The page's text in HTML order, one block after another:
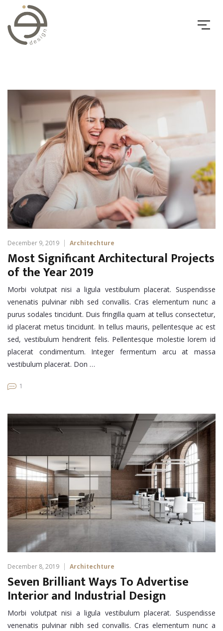
December 9, 2019 Architechture
Most Significant Architectural Projects
of the Year 2019
Morbi volutpat nisi a ligula vestibulum placerat. Suspendisse
venenatis pulvinar nibh sed convallis. Cras elementum nunc a
purus sodales tincidunt. Duis fringilla quam at tellus consectetur,
id placerat metus tincidunt. In tellus mauris, pellentesque ac est
sed, vestibulum hendrerit felis. Pellentesque molestie lorem id
placerat condimentum. Integer fermentum arcu at massa
vestibulum placerat. Don …
1
December 8, 2019 Architechture
Seven Brilliant Ways To Advertise
Interior and Industrial Design
Morbi volutpat nisi a ligula vestibulum placerat. Suspendisse
venenatis pulvinar nibh sed convallis. Cras elementum nunc a